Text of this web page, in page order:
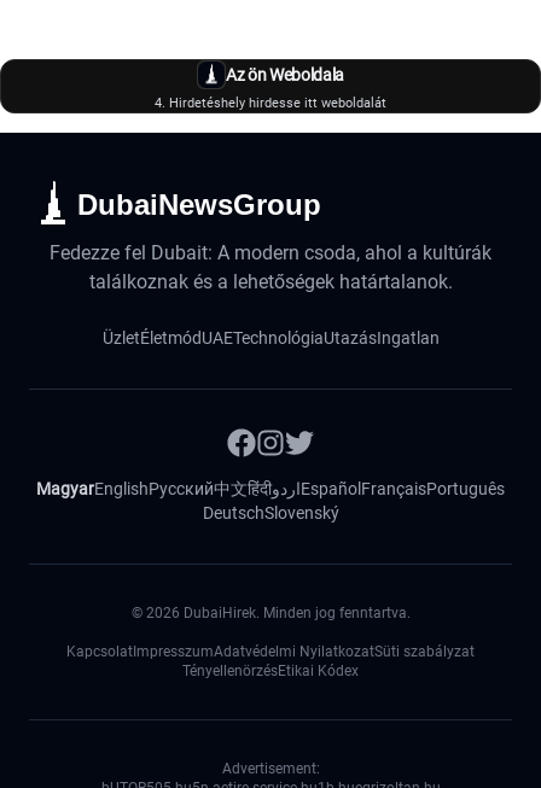
Az ön Weboldala
4. Hirdetéshely hirdesse itt weboldalát
DubaiNewsGroup
Fedezze fel Dubait: A modern csoda, ahol a kultúrák
találkoznak és a lehetőségek határtalanok.
ÜzletÉletmódUAETechnológiaUtazásIngatlan
MagyarEnglishРусский中文हिंदीاردوEspañol FrançaisPortuguês
DeutschSlovenský
© 2026 DubaiHirek. Minden jog fenntartva.
Kapcsolat ImpresszumAdatvédelmi NyilatkozatSüti szabályzat
TényellenörzésEtikai Kódex
Advertisement: